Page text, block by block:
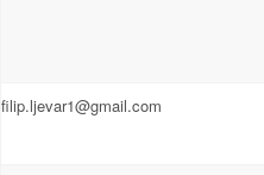
filip.ljevar1@gmail.com